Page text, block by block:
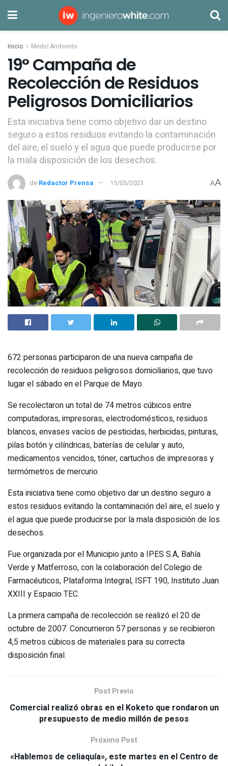
Inicio Medio Ambiente
19° Campaña de
Recolección de Residuos
Peligrosos Domiciliarios
Esta iniciativa tiene como objetivo dar un destino
seguro a estos residuos evitando la contaminación
del aire, el suelo y el agua que puede producirse por
la mala disposición de los desechos.
de Redactor Prensa 15/05/2023 AA
672 personas participaron de una nueva campaña de
recolección de residuos peligrosos domiciliarios, que tuvo
lugar el sábado en el Parque de Mayo.
Se recolectaron un total de 74 metros cúbicos entre
computadoras, impresoras, electrodomésticos, residuos
blancos, envases vacíos de pesticidas, herbicidas, pinturas,
pilas botón y cilíndricas, baterías de celular y auto,
medicamentos vencidos, tóner, cartuchos de impresoras y
termómetros de mercurio.
Esta iniciativa tiene como objetivo dar un destino seguro a
estos residuos evitando la contaminación del aire, el suelo y
el agua que puede producirse por la mala disposición de los
desechos.
Fue organizada por el Municipio junto a IPES S.A, Bahía
Verde y Matferroso, con la colaboración del Colegio de
Farmacéuticos, Plataforma Integral, ISFT 190, Instituto Juan
XXIII y Espacio TEC.
La primera campaña de recolección se realizó el 20 de
octubre de 2007. Concurrieron 57 personas y se recibieron
4,5 metros cúbicos de materiales para su correcta
disposición final.
Post Previo
Comercial realizó obras en el Koketo que rondaron un
presupuesto de medio millón de pesos
Próximo Post
«Hablemos de celiaquía», este martes en el Centro de